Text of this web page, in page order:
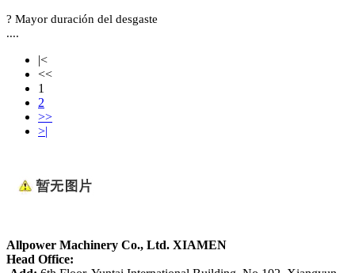
? Mayor duración del desgaste
....
|<
<<
1
2
>>
>|
Allpower Machinery Co., Ltd. XIAMEN
Head Office: